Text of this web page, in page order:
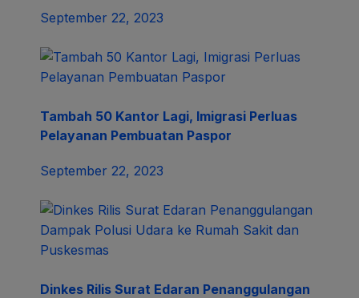
September 22, 2023
Tambah 50 Kantor Lagi, Imigrasi Perluas
Pelayanan Pembuatan Paspor
September 22, 2023
Dinkes Rilis Surat Edaran Penanggulangan